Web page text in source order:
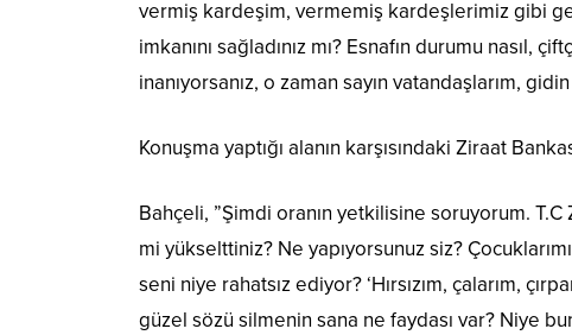
vermiş kardeşim, vermemiş kardeşlerimiz gibi
imkanını sağladınız mı? Esnafın durumu nasıl,
inanıyorsanız, o zaman sayın vatandaşlarım,
Konuşma yaptığı alanın karşısındaki Ziraat
Bahçeli, ”Şimdi oranın yetkilisine soruyorum. T.C
mi yükselttiniz? Ne yapıyorsunuz siz?
seni niye rahatsız ediyor? ‘Hırsızım, çalarım,
güzel sözü silmenin sana ne faydası var? Niye